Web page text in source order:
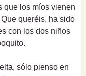
que los míos vienen
queréis, ha sido
con los dos niños
sólo pienso en